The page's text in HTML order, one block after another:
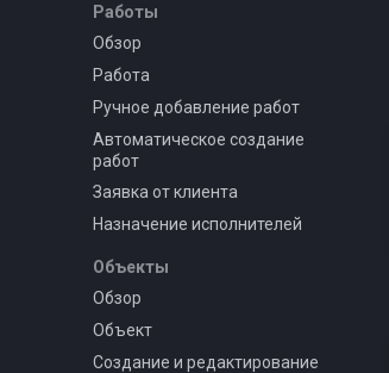
Работы
Обзор
Работа
Ручное добавление работ
Автоматическое создание
работ
Заявка от клиента
Назначение исполнителей
Объекты
Обзор
Объект
Создание и редактирование